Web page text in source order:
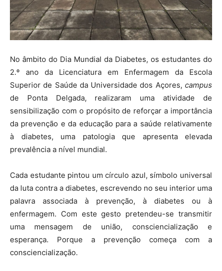
No âmbito do Dia Mundial da Diabetes, os estudantes do
2.º ano da Licenciatura em Enfermagem da Escola
Superior de Saúde da Universidade dos Açores, campus
de Ponta Delgada, realizaram uma atividade de
sensibilização com o propósito de reforçar a importância
da prevenção e da educação para a saúde relativamente
à diabetes, uma patologia que apresenta elevada
prevalência a nível mundial.
Cada estudante pintou um círculo azul, símbolo universal
da luta contra a diabetes, escrevendo no seu interior uma
palavra associada à prevenção, à diabetes ou à
enfermagem. Com este gesto pretendeu-se transmitir
uma mensagem de união, consciencialização e
esperança. Porque a prevenção começa com a
consciencialização.